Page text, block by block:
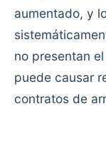
aumentado, y
no presentan el
puede causar
contratos de